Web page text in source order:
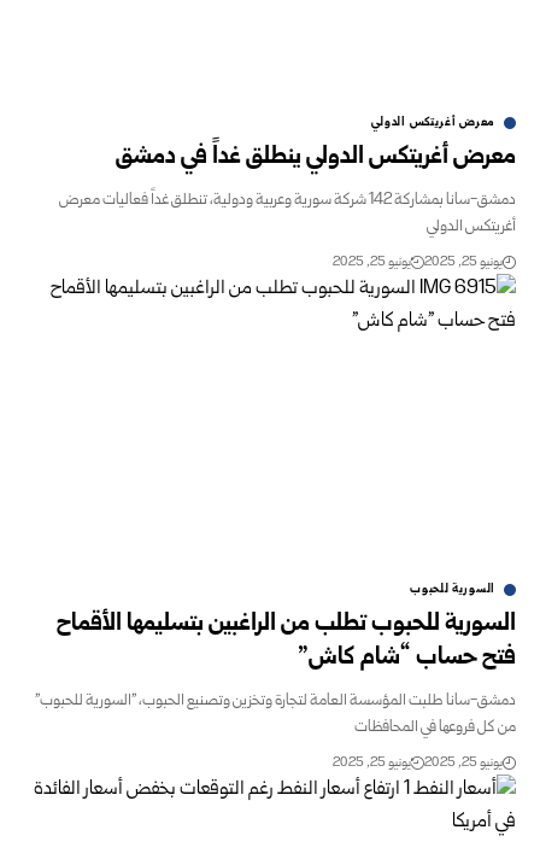
معرض أغريتكس الدولي
أغريتكس الدولي ينطلق غداً في دمشق
دمشق-سانا بمشاركة 142 شركة سورية وعربية ودولية، تنطلق غداً فعاليات معرض
الدولي
يونيو 25, 2025
السورية للحبوب
للحبوب تطلب من الراغبين بتسليمها الأقماح
حساب “شام كاش”
سانا طلبت المؤسسة العامة لتجارة وتخزين وتصنيع الحبوب، "السورية للحبوب"
فروعها في المحافظات
يونيو 25, 2025